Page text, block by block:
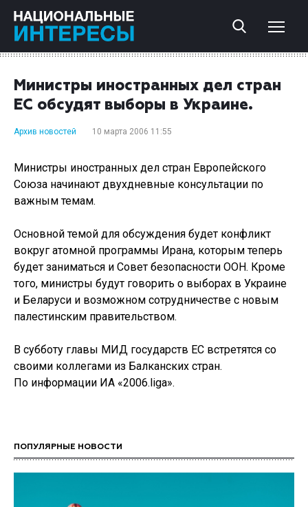
Министры иностранных дел стран
ЕС обсудят выборы в Украине.
Архив новостей 10 марта 2006 11:55
Министры иностранных дел стран Европейского
Союза начинают двухдневные консультации по
важным темам.
Основной темой для обсуждения будет конфликт
вокруг атомной программы Ирана, которым теперь
будет заниматься и Совет безопасности ООН. Кроме
того, министры будут говорить о выборах в Украине
и Беларуси и возможном сотрудничестве с новым
палестинским правительством.
В субботу главы МИД государств ЕС встретятся со
своими коллегами из Балканских стран.
По информации ИА «2006.liga».
ПОПУЛЯРНЫЕ НОВОСТИ